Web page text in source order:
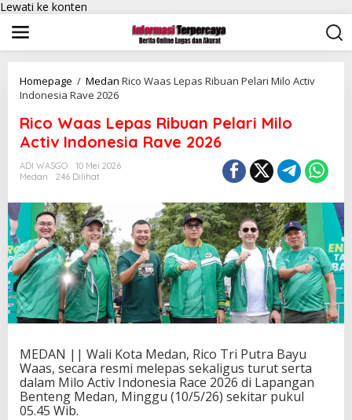
Lewati ke konten
Homepage / Medan Rico Waas Lepas Ribuan Pelari Milo Activ
Indonesia Rave 2026
Rico Waas Lepas Ribuan Pelari Milo
Activ Indonesia Rave 2026
ADI WASGO
10 Mei 2026
Medan
246 Dilihat
MEDAN || Wali Kota Medan, Rico Tri Putra Bayu
Waas, secara resmi melepas sekaligus turut serta
dalam Milo Activ Indonesia Race 2026 di Lapangan
Benteng Medan, Minggu (10/5/26) sekitar pukul
05.45 Wib.